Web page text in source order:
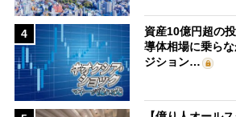
4
資産10億円超の
導体相場に乗ら
ジション…